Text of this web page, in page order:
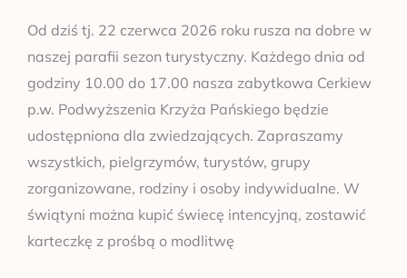
Od dziś tj. 22 czerwca 2026 roku rusza na dobre w
naszej parafii sezon turystyczny. Każdego dnia od
godziny 10.00 do 17.00 nasza zabytkowa Cerkiew
p.w. Podwyższenia Krzyża Pańskiego będzie
udostępniona dla zwiedzających. Zapraszamy
wszystkich, pielgrzymów, turystów, grupy
zorganizowane, rodziny i osoby indywidualne. W
świątyni można kupić świecę intencyjną, zostawić
karteczkę z prośbą o modlitwę